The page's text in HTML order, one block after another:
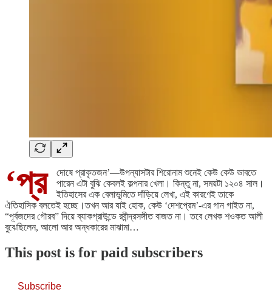
‘প্র
দোষে প্রাকৃতজন’—উপন্যাসটার শিরোনাম শুনেই কেউ কেউ ভাবতে
পারেন এটা বুঝি কেবলই কল্পনার খেলা। কিন্তু না, সময়টা ১২০৪ সাল।
ইতিহাসের এক বেলাভূমিতে দাঁড়িয়ে লেখা, এই কারণেই তাকে
ঐতিহাসিক বলতেই হচ্ছে।তখন আর যাই হোক, কেউ ‘দেশপ্রেম’-এর গান গাইত না,
“পূর্বজদের গৌরব” দিয়ে ব্যাকগ্রাউন্ডে রবীন্দ্রসঙ্গীত বাজত না। তবে লেখক শওকত আলী
বুঝেছিলেন, আলো আর অন্ধকারের মাঝামা…
This post is for paid subscribers
Subscribe